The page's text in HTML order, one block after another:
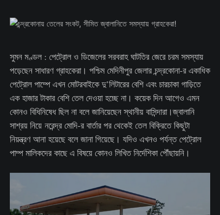
সুমন মণ্ডল : পেট্রোল ও ডিজেলের সরবরাহ ঘাটতির জেরে চরম সমস্যায়
পড়েছেন সাধারণ গ্রাহকেরা। পশ্চিম মেদিনীপুর জেলার চন্দ্রকোনা-র একাধিক
পেট্রোল পাম্পে এখন মোটরবাইকে দু’লিটারের বেশি এবং চারচাকা গাড়িতে
এক হাজার টাকার বেশি তেল দেওয়া হচ্ছে না। কয়েক দিন আগেও এমন
কোনও বিধিনিষেধ ছিল না বলে জানিয়েছেন স্থানীয় বাসিন্দারা।জ্বালানি
সাশ্রয় নিয়ে নরেন্দ্র মোদি-র বার্তার পর থেকেই তেল বিক্রিতে কিছুটা
নিয়ন্ত্রণ আনা হয়েছে বলে জানা গিয়েছে। যদিও এখনও পর্যন্ত পেট্রোল
পাম্প মালিকদের কাছে এ বিষয়ে কোনও লিখিত নির্দেশিকা পৌঁছায়নি।